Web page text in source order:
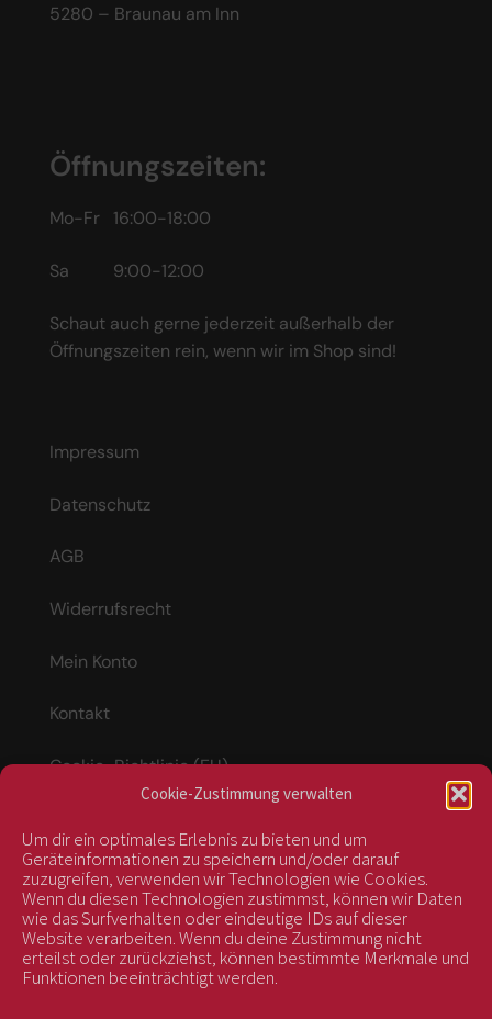
Cookie-Zustimmung verwalten
Um dir ein optimales Erlebnis zu bieten und um
Geräteinformationen zu speichern und/oder darauf
zuzugreifen, verwenden wir Technologien wie Cookies.
Wenn du diesen Technologien zustimmst, können wir Daten
wie das Surfverhalten oder eindeutige IDs auf dieser
Website verarbeiten. Wenn du deine Zustimmung nicht
erteilst oder zurückziehst, können bestimmte Merkmale und
Funktionen beeinträchtigt werden.
5280 – Braunau am Inn
Öffnungszeiten:
Mo-Fr 16:00-18:00
Sa 9:00-12:00
Schaut auch gerne jederzeit außerhalb der
Öffnungszeiten rein, wenn wir im Shop sind!
Impressum
Datenschutz
AGB
Widerrufsrecht
Mein Konto
Kontakt
Cookie-Richtlinie (EU)
Vertrag widerrufen
kontrolliert durch: